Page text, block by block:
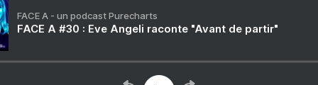
FACE A - un podcast Purecharts
FACE A #30 : Eve Angeli raconte "Avant de partir"